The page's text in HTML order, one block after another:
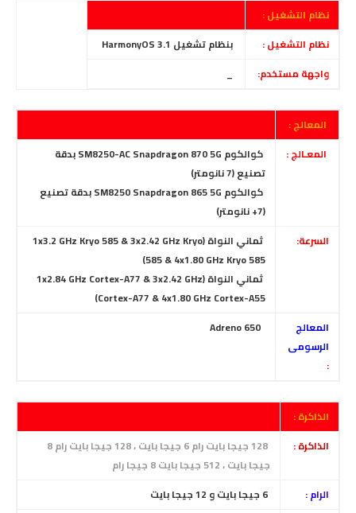
نظام التشغيل :
نظام التشغيل :
بنظام تشغيل HarmonyOS 3.1
واجهة مستخدم:
المعالج :
المعـالج :
كوالكوم SM8250-AC Snapdragon 870 5G بدقة
تصنيع (7 نانومتر)
كوالكوم SM8250 Snapdragon 865 5G بدقة تصنيع
(7+ نانومتر)
السرعة:
ثماني النواة (1x3.2 GHz Kryo 585 & 3x2.42 GHz Kryo
585 & 4x1.80 GHz Kryo 585)
ثماني النواة (1x2.84 GHz Cortex-A77 & 3x2.42 GHz
Cortex-A77 & 4x1.80 GHz Cortex-A55)
المعالج
الرسومى
:
الذاكرة :
الذاكرة :
128 جيجا بايت رام 6 جيجا بايت ، 128 جيجا بايت رام 8
جيجا بايت ، 512 جيجا بايت 8 جيجا رام
الرام :
جيجا بايت و 12 جيجا بايت